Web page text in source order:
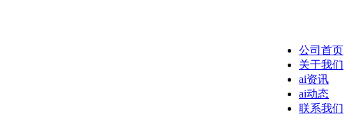
公司首页
关于我们
ai资讯
ai动态
联系我们